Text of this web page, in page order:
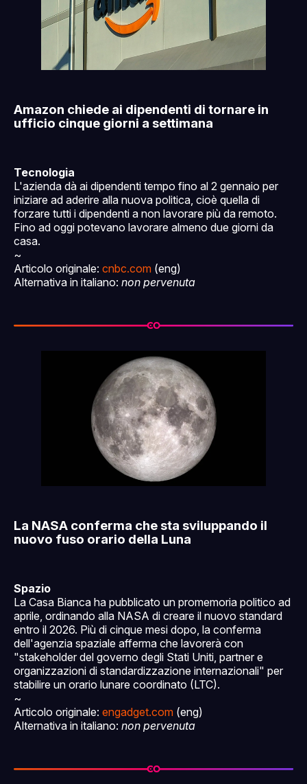
Amazon chiede ai dipendenti di tornare in
ufficio cinque giorni a settimana
Tecnologia
L'azienda dà ai dipendenti tempo fino al 2 gennaio per
iniziare ad aderire alla nuova politica, cioè quella di
forzare tutti i dipendenti a non lavorare più da remoto.
Fino ad oggi potevano lavorare almeno due giorni da
casa.
~
Articolo originale: cnbc.com (eng)
Alternativa in italiano: non pervenuta
La NASA conferma che sta sviluppando il
nuovo fuso orario della Luna
Spazio
La Casa Bianca ha pubblicato un promemoria politico ad
aprile, ordinando alla NASA di creare il nuovo standard
entro il 2026. Più di cinque mesi dopo, la conferma
dell'agenzia spaziale afferma che lavorerà con
"stakeholder del governo degli Stati Uniti, partner e
organizzazioni di standardizzazione internazionali" per
stabilire un orario lunare coordinato (LTC).
~
Articolo originale: engadget.com (eng)
Alternativa in italiano: non pervenuta